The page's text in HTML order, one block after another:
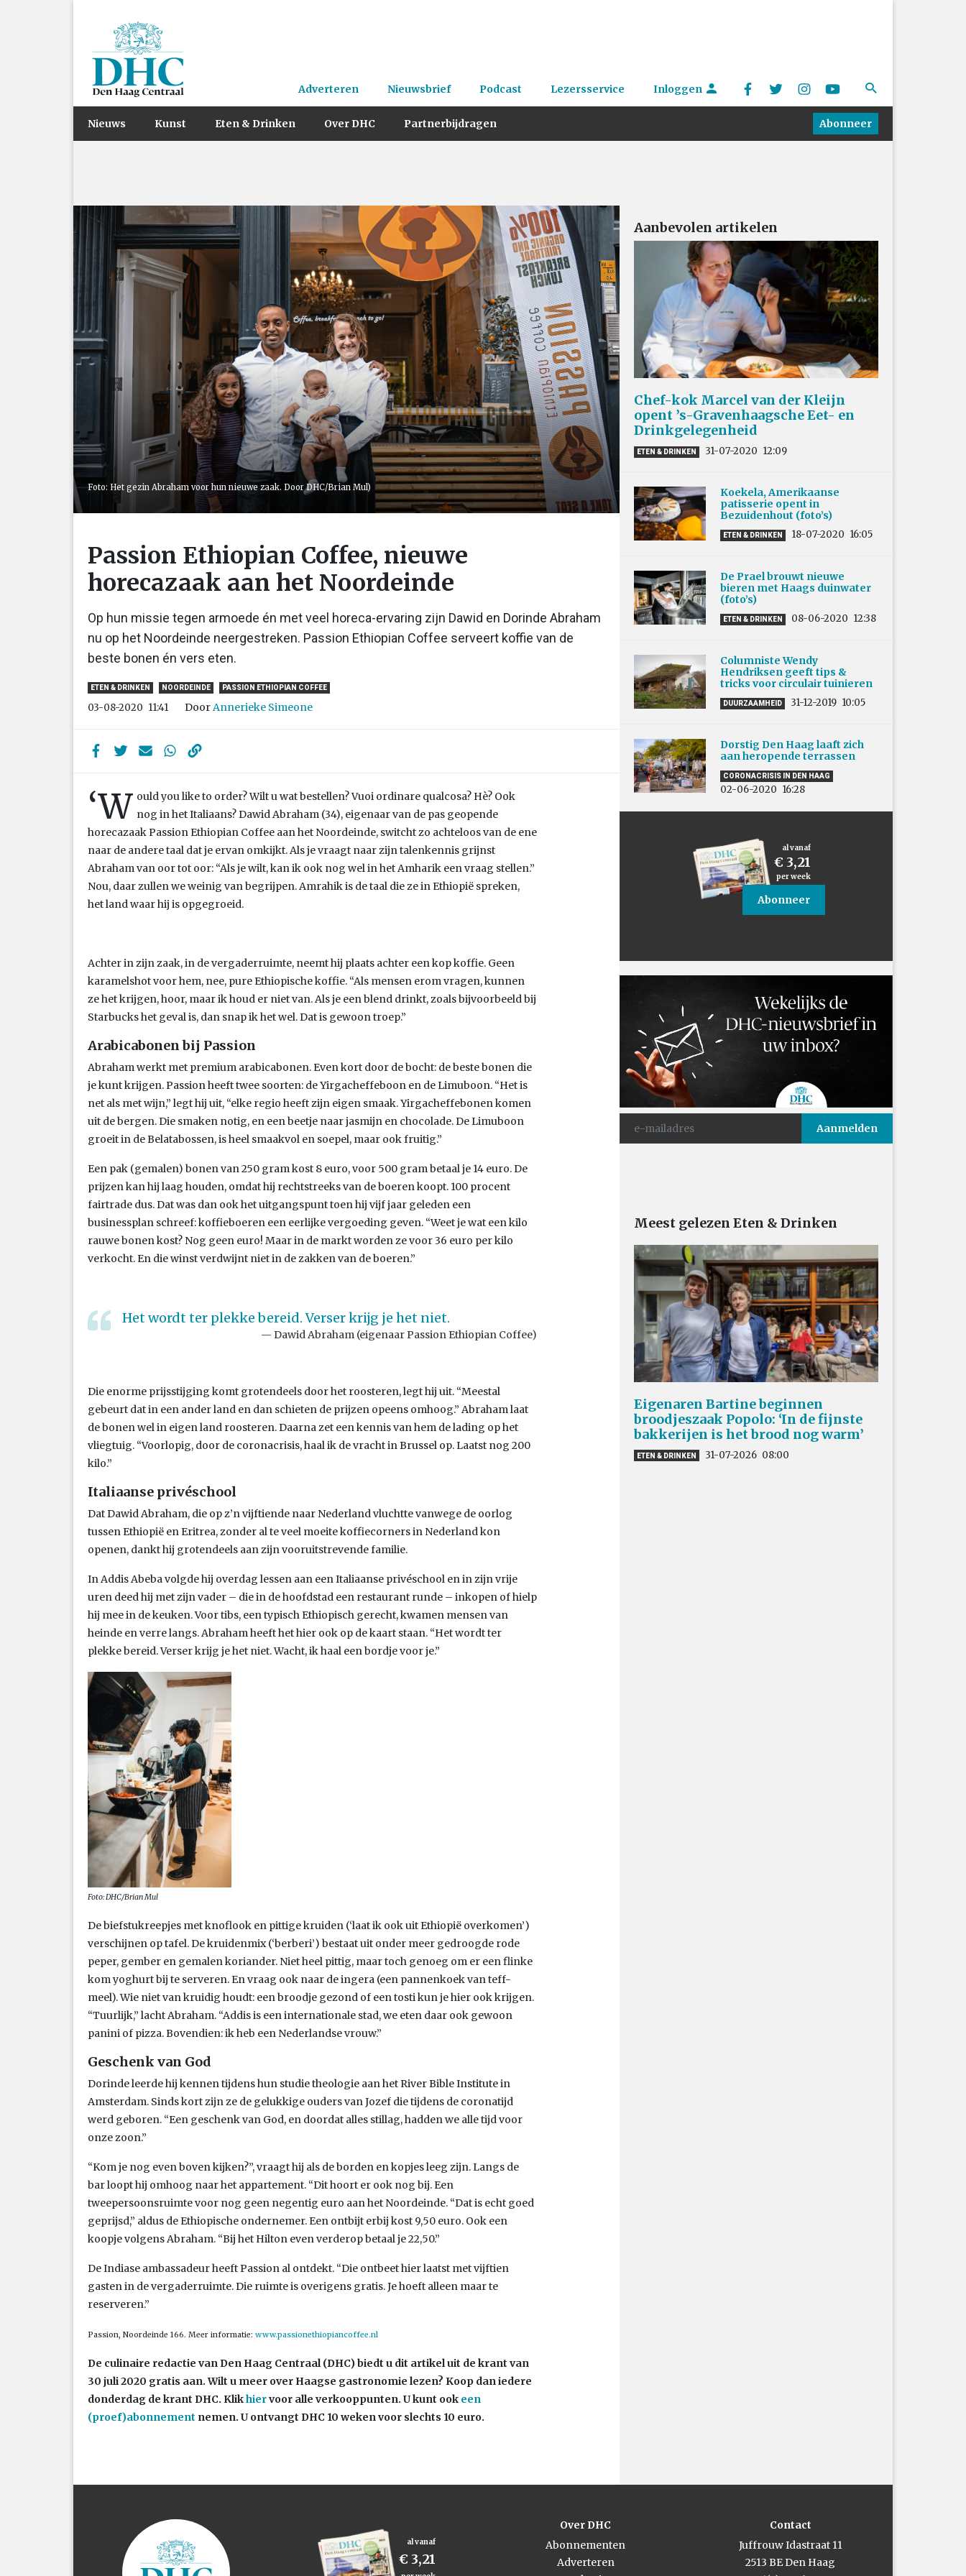
Adverteren Nieuwsbrief Podcast Lezersservice Inloggen
Nieuws Kunst Eten & Drinken Over DHC Partnerbijdragen Abonneer
Foto: Het gezin Abraham voor hun nieuwe zaak. Door DHC/Brian Mul)
Passion Ethiopian Coffee, nieuwe
horecazaak aan het Noordeinde
Op hun missie tegen armoede én met veel horeca-ervaring zijn Dawid en Dorinde Abraham
nu op het Noordeinde neergestreken. Passion Ethiopian Coffee serveert koffie van de
beste bonen én vers eten.
ETEN & DRINKEN NOORDEINDE PASSION ETHIOPIAN COFFEE
03-08-2020 11:41 Door Annerieke Simeone
‘W ould you like to order? Wilt u wat bestellen? Vuoi ordinare qualcosa? Hè? Ook
nog in het Italiaans? Dawid Abraham (34), eigenaar van de pas geopende
horecazaak Passion Ethiopian Coffee aan het Noordeinde, switcht zo achteloos van de ene
naar de andere taal dat je ervan omkijkt. Als je vraagt naar zijn talenkennis grijnst
Abraham van oor tot oor: “Als je wilt, kan ik ook nog wel in het Amharik een vraag stellen.”
Nou, daar zullen we weinig van begrijpen. Amrahik is de taal die ze in Ethiopië spreken,
het land waar hij is opgegroeid.
Achter in zijn zaak, in de vergaderruimte, neemt hij plaats achter een kop koffie. Geen
karamelshot voor hem, nee, pure Ethiopische koffie. “Als mensen erom vragen, kunnen
ze het krijgen, hoor, maar ik houd er niet van. Als je een blend drinkt, zoals bijvoorbeeld bij
Starbucks het geval is, dan snap ik het wel. Dat is gewoon troep.”
Arabicabonen bij Passion
Abraham werkt met premium arabicabonen. Even kort door de bocht: de beste bonen die
je kunt krijgen. Passion heeft twee soorten: de Yirgacheffeboon en de Limuboon. “Het is
net als met wijn,” legt hij uit, “elke regio heeft zijn eigen smaak. Yirgacheffebonen komen
uit de bergen. Die smaken notig, en een beetje naar jasmijn en chocolade. De Limuboon
groeit in de Belatabossen, is heel smaakvol en soepel, maar ook fruitig.”
Een pak (gemalen) bonen van 250 gram kost 8 euro, voor 500 gram betaal je 14 euro. De
prijzen kan hij laag houden, omdat hij rechtstreeks van de boeren koopt. 100 procent
fairtrade dus. Dat was dan ook het uitgangspunt toen hij vijf jaar geleden een
businessplan schreef: koffieboeren een eerlijke vergoeding geven. “Weet je wat een kilo
rauwe bonen kost? Nog geen euro! Maar in de markt worden ze voor 36 euro per kilo
verkocht. En die winst verdwijnt niet in de zakken van de boeren.”
Het wordt ter plekke bereid. Verser krijg je het niet.
Dawid Abraham (eigenaar Passion Ethiopian Coffee)
Die enorme prijsstijging komt grotendeels door het roosteren, legt hij uit. “Meestal
gebeurt dat in een ander land en dan schieten de prijzen opeens omhoog.” Abraham laat
de bonen wel in eigen land roosteren. Daarna zet een kennis van hem de lading op het
vliegtuig. “Voorlopig, door de coronacrisis, haal ik de vracht in Brussel op. Laatst nog 200
kilo.”
Italiaanse privéschool
Dat Dawid Abraham, die op z’n vijftiende naar Nederland vluchtte vanwege de oorlog
tussen Ethiopië en Eritrea, zonder al te veel moeite koffiecorners in Nederland kon
openen, dankt hij grotendeels aan zijn vooruitstrevende familie.
In Addis Abeba volgde hij overdag lessen aan een Italiaanse privéschool en in zijn vrije
uren deed hij met zijn vader – die in de hoofdstad een restaurant runde – inkopen of hielp
hij mee in de keuken. Voor tibs, een typisch Ethiopisch gerecht, kwamen mensen van
heinde en verre langs. Abraham heeft het hier ook op de kaart staan. “Het wordt ter
plekke bereid. Verser krijg je het niet. Wacht, ik haal een bordje voor je.”
Foto: DHC/Brian Mul
De biefstukreepjes met knoflook en pittige kruiden (‘laat ik ook uit Ethiopië overkomen’)
verschijnen op tafel. De kruidenmix (‘berberi’) bestaat uit onder meer gedroogde rode
peper, gember en gemalen koriander. Niet heel pittig, maar toch genoeg om er een flinke
kom yoghurt bij te serveren. En vraag ook naar de ingera (een pannenkoek van teff-
meel). Wie niet van kruidig houdt: een broodje gezond of een tosti kun je hier ook krijgen.
“Tuurlijk,” lacht Abraham. “Addis is een internationale stad, we eten daar ook gewoon
panini of pizza. Bovendien: ik heb een Nederlandse vrouw.”
Geschenk van God
Dorinde leerde hij kennen tijdens hun studie theologie aan het River Bible Institute in
Amsterdam. Sinds kort zijn ze de gelukkige ouders van Jozef die tijdens de coronatijd
werd geboren. “Een geschenk van God, en doordat alles stillag, hadden we alle tijd voor
onze zoon.”
“Kom je nog even boven kijken?”, vraagt hij als de borden en kopjes leeg zijn. Langs de
bar loopt hij omhoog naar het appartement. “Dit hoort er ook nog bij. Een
tweepersoonsruimte voor nog geen negentig euro aan het Noordeinde. “Dat is echt goed
geprijsd,” aldus de Ethiopische ondernemer. Een ontbijt erbij kost 9,50 euro. Ook een
koopje volgens Abraham. “Bij het Hilton even verderop betaal je 22,50.”
De Indiase ambassadeur heeft Passion al ontdekt. “Die ontbeet hier laatst met vijftien
gasten in de vergaderruimte. Die ruimte is overigens gratis. Je hoeft alleen maar te
reserveren.”
Passion, Noordeinde 166. Meer informatie: www.passionethiopiancoffee.nl
De culinaire redactie van Den Haag Centraal (DHC) biedt u dit artikel uit de krant van
30 juli 2020 gratis aan. Wilt u meer over Haagse gastronomie lezen? Koop dan iedere
donderdag de krant DHC. Klikhiervoor alle verkooppunten. U kunt ook een
(proef)abonnement nemen. U ontvangt DHC 10 weken voor slechts 10 euro.
Aanbevolen artikelen
Chef-kok Marcel van der Kleijn
opent ’s-Gravenhaagsche Eet- en
Drinkgelegenheid
ETEN & DRINKEN 31-07-2020 12:09
Koekela, Amerikaanse
patisserie opent in
Bezuidenhout (foto’s)
ETEN & DRINKEN 18-07-2020 16:05
De Prael brouwt nieuwe
bieren met Haags duinwater
(foto’s)
ETEN & DRINKEN 08-06-2020 12:38
Columniste Wendy
Hendriksen geeft tips &
tricks voor circulair tuinieren
DUURZAAMHEID 31-12-2019 10:05
Dorstig Den Haag laaft zich
aan heropende terrassen
CORONACRISIS IN DEN HAAG
02-06-2020 16:28
al vanaf
€ 3,21
per week
Abonneer
Meest gelezen Eten & Drinken
Eigenaren Bartine beginnen
broodjeszaak Popolo: ‘In de fijnste
bakkerijen is het brood nog warm’
ETEN & DRINKEN 31-07-2026 08:00
al vanaf
€ 3,21
Over DHC
Abonnementen
Adverteren
Contact
Juffrouw Idastraat 11
2513 BE Den Haag